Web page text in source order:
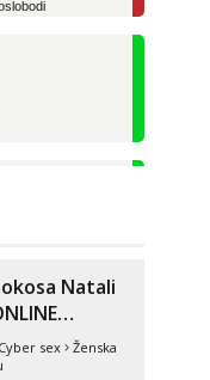
Natali
Cyber sex
Ženska